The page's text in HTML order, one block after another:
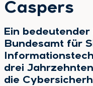
Caspers
Ein
Bundesamt für
drei
die